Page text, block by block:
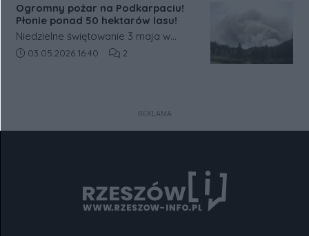
w Rzeszowie przy wsparciu
policjantów z Komendy Wojewódzkiej
Policji w Rzeszowie oraz strażaków
od wczoraj poszukiwało zaginionych:
Ogromny pożar na Podkarpaciu!
Płonie ponad 50 hektarów lasu!
Niedzielne świętowanie 3 maja w
regionie tarnobrzeskim zostało
wojskowego w Polsce – wybuchł
przypomina starcie z „niewidzialnym
przeciwnikiem”.
Data dodania artykułu:
03.05.2026 16:40 Liczba komentarzy artykułu:
2
REKLAMA